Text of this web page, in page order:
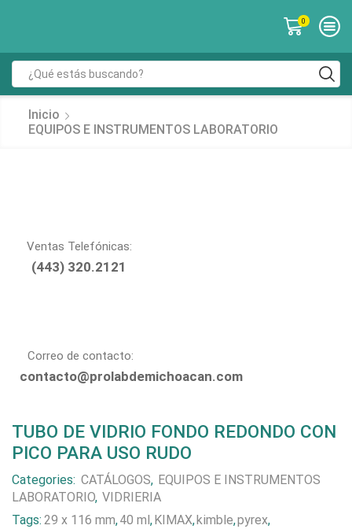
0
Inicio
EQUIPOS E INSTRUMENTOS LABORATORIO
Ventas Telefónicas:
(443) 320.2121
Correo de contacto:
contacto@prolabdemichoacan.com
TUBO DE VIDRIO FONDO REDONDO CON
PICO PARA USO RUDO
Categories: CATÁLOGOS, EQUIPOS E INSTRUMENTOS
LABORATORIO, VIDRIERIA
Tags: 29 x 116 mm,40 ml,KIMAX,kimble,pyrex,